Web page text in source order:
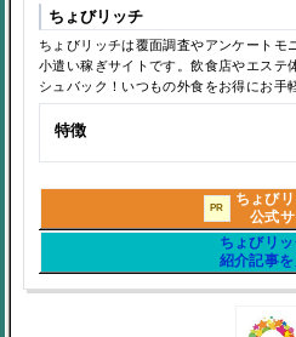
ちょびリッチ
ちょびリッチは覆面調査やアンケートモ
小遣い稼ぎサイトです。飲食店やエステ
シュバック！いつもの外食をお得にお手
特徴
PR
ちょび
公式
ちょびリ
紹介記事を